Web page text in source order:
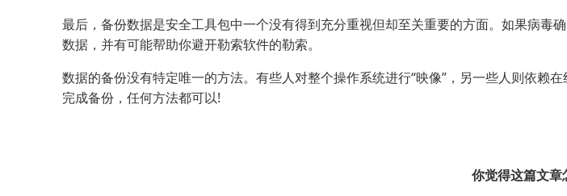
最后，备份数据是安全工具包中一个没有得到充分重视但却至关重要的方面。如果病
数据，并有可能帮助你避开勒索软件的勒索。
数据的备份没有特定唯一的方法。有些人对整个操作系统进行“映像”，另一些人则依
完成备份，任何方法都可以!
你觉得这篇文章